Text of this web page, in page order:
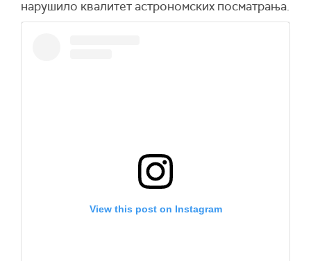
нарушило квалитет астрономских посматрања.
View this post on Instagram